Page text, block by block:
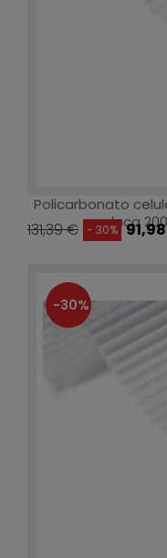
Policarbonato
placa
131,39 € - 30%
-30%